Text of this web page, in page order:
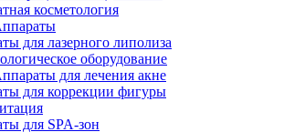
косметология
для лазерного липолиза
оборудование
для лечения акне
для коррекции фигуры
для SPA-зон